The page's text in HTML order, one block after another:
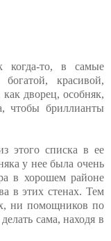
когда-то, в самые
красивой,
дворец, особняк,
чтобы бриллианты
этого списка в ее
у нее была очень
в хорошем районе
в этих стенах. Тем
ни помощников по
сама, находя в